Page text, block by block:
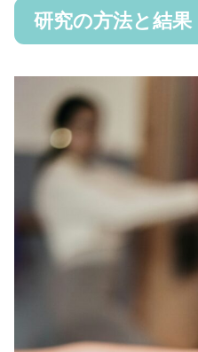
研究の方法と結果